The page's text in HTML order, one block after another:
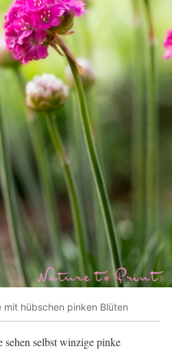
mit hübschen pinken Blüten
sehen selbst winzige pinke